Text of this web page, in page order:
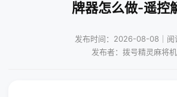
牌器怎么做-遥控
发布时间：2026-08-08｜阅
发布者：拨号精灵麻将机